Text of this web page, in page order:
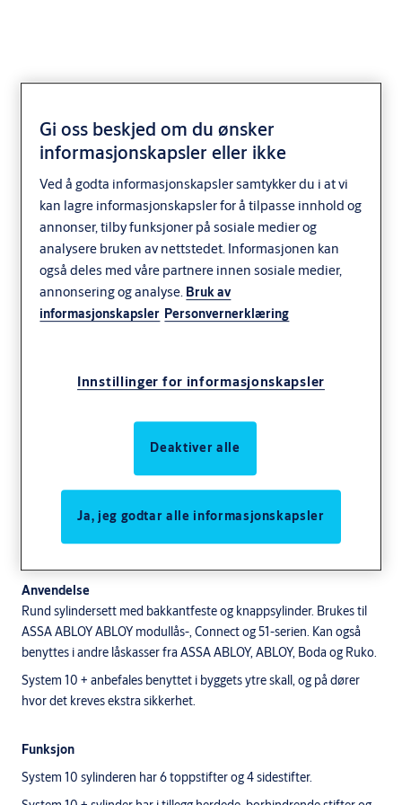
SY1185 rund
sylindersett med
knappsylinder
System 10 + komplett sylindersett - rund sylinder med
Anvendelse
Rund sylindersett med bakkantfeste og knappsylinder. Brukes til
ASSA ABLOY ABLOY modullås-, Connect og 51-serien. Kan også
benyttes i andre låskasser fra ASSA ABLOY, ABLOY, Boda og Ruko.
System 10 + anbefales benyttet i byggets ytre skall, og på dører
hvor det kreves ekstra sikkerhet.
Funksjon
System 10 sylinderen har 6 toppstifter og 4 sidestifter.
Gi oss beskjed om du ønsker
informasjonskapsler eller ikke
Ved å godta informasjonskapsler samtykker du i at vi
kan lagre informasjonskapsler for å tilpasse innhold og
annonser, tilby funksjoner på sosiale medier og
analysere bruken av nettstedet. Informasjonen kan
også deles med våre partnere innen sosiale medier,
annonsering og analyse. Bruk av
informasjonskapsler Personvernerklæring
Innstillinger for informasjonskapsler
Deaktiver alle
Ja, jeg godtar alle informasjonskapsler